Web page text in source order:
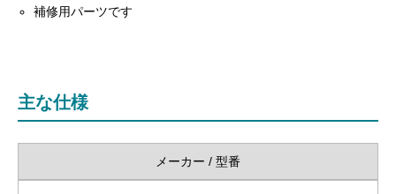
補修用パーツです
主な仕様
メーカー / 型番